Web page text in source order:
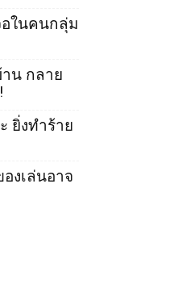
อในคนกลุ่ม
น กลาย
ยิ่งทำร้าย
องเล่นอาจ